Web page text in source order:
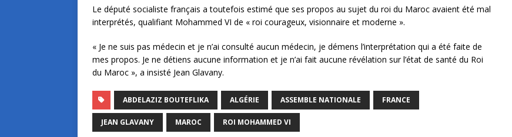
Le député socialiste français a toutefois estimé que ses propos au sujet du roi du Maroc avaient été mal
interprétés, qualifiant Mohammed VI de « roi courageux, visionnaire et moderne ».
« Je ne suis pas médecin et je n’ai consulté aucun médecin, je démens l’interprétation qui a été faite de
mes propos. Je ne détiens aucune information et je n’ai fait aucune révélation sur l’état de santé du Roi
du Maroc », a insisté Jean Glavany.
ABDELAZIZ BOUTEFLIKA ALGÉRIE ASSEMBLE NATIONALE FRANCE
JEAN GLAVANY MAROC ROI MOHAMMED VI